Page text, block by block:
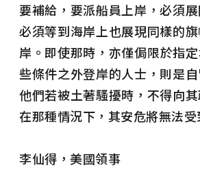
要補給，要派船員上岸，必須
必須等到海岸上也展現同樣的
岸。即使那時，亦僅侷限於指
些條件之外登岸的人士，則是
他們若被土著騷擾時，不得向
在那種情況下，其安危將無法受
李仙得，美國領事